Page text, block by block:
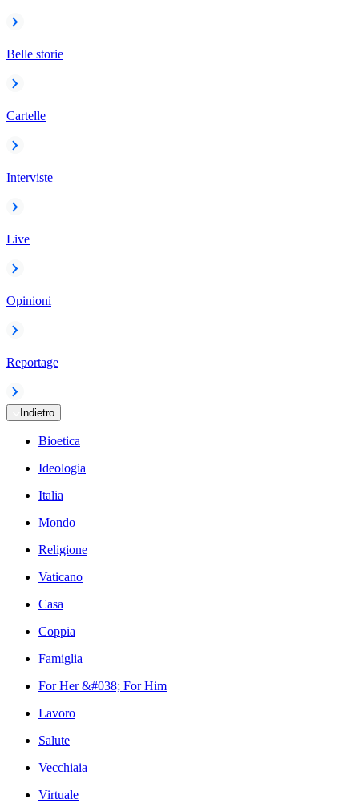
Belle storie
Cartelle
Interviste
Live
Opinioni
Reportage
Indietro
Bioetica
Ideologia
Italia
Mondo
Religione
Vaticano
Casa
Coppia
Famiglia
For Her &#038; For Him
Lavoro
Salute
Vecchiaia
Virtuale